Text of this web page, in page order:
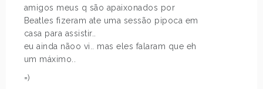
amigos meus q são apaixonados por
Beatles fizeram ate uma sessão pipoca em
casa para assistir..
eu ainda nãoo vi.. mas eles falaram que eh
um máximo..
=)